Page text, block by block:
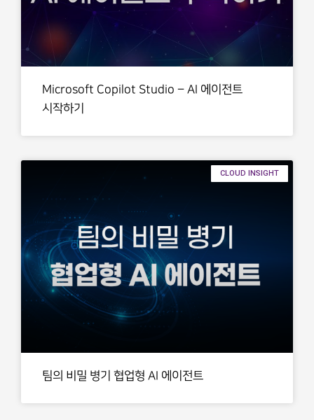
Microsoft Copilot Studio – AI 에이전트
시작하기
CLOUD INSIGHT
팀의 비밀 병기 협업형 AI 에이전트